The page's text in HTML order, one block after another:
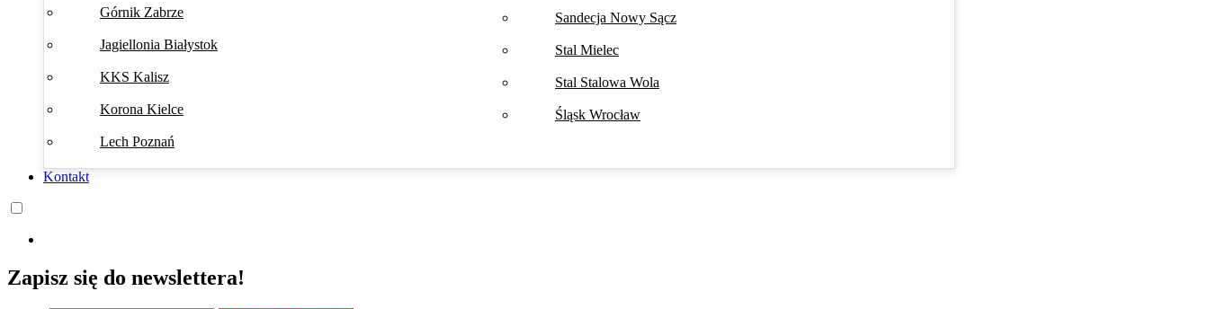
Górnik Zabrze
Jagiellonia Białystok
KKS Kalisz
Korona Kielce
Lech Poznań
Sandecja Nowy Sącz
Stal Mielec
Stal Stalowa Wola
Śląsk Wrocław
Kontakt
Zapisz się do newslettera!